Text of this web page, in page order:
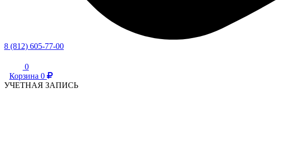
8 (812) 605-77-00
0
Корзина 0
УЧЕТНАЯ ЗАПИСЬ